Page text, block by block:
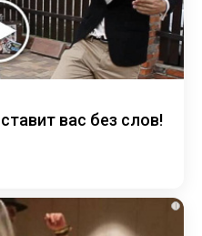
вас без слов!
i